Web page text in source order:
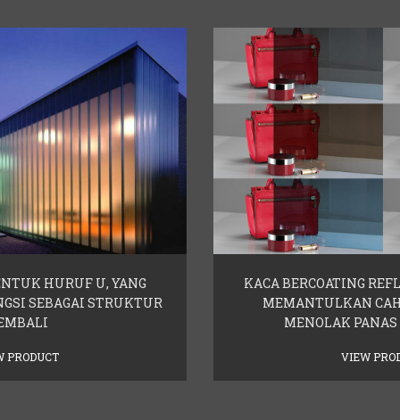
HURUF U, YANG
SEBAGAI STRUKTUR
PRODUCT
KACA BERCOATING
MEMANTULKAN
MENOLAK
VIEW